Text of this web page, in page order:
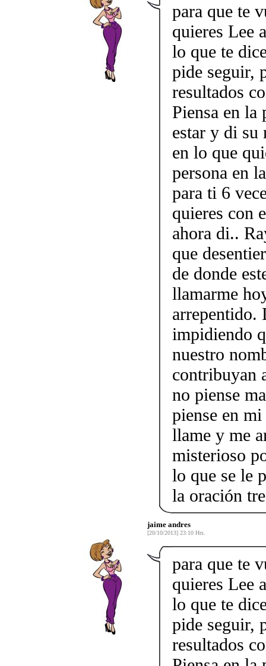
para que te
quieres Lee
lo que te
pide seguir,
resultados
Piensa en la
estar y di su
en lo que
persona en
para ti 6
quieres con
ahora di..
que
de donde
llamarme
arrepentido.
impidiendo
nuestro
contribuyan
no piense
piense en
llame y me
misterioso
lo que se le
la oración
jaime andres
[20/10/2013] 23:10 Hrs.
para que te
quieres Lee
lo que te
pide seguir,
resultados